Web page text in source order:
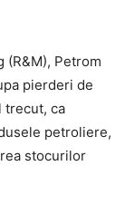
(R&M), Petrom
pierderi de
trecut, ca
petroliere,
stocurilor